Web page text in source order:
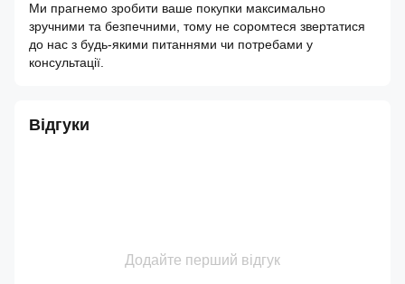
Ми прагнемо зробити ваше покупки максимально
зручними та безпечними, тому не соромтеся звертатися
до нас з будь-якими питаннями чи потребами у
консультації.
Відгуки
Додайте перший відгук